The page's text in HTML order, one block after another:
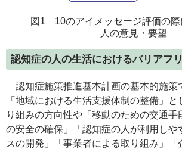
図1 10のアイメッセージ評価の際
人の意見・要望
認知症の人の生活におけるバリアフ
認知症施策推進基本計画の基本的施策
「地域における生活支援体制の整備」と
り組みの方向性や「移動のための交通手
の安全の確保」「認知症の人が利用しや
スの開発」「事業者による取り組み」「